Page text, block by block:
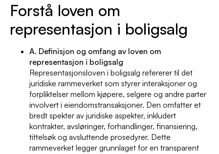
Forstå loven om
representasjon i boligsalg
A. Definisjon og omfang av loven om
representasjon i boligsalg
Representasjonsloven i boligsalg refererer til det
juridiske rammeverket som styrer interaksjoner og
forpliktelser mellom kjøpere, selgere og andre parter
involvert i eiendomstransaksjoner. Den omfatter et
bredt spekter av juridiske aspekter, inkludert
kontrakter, avsløringer, forhandlinger, finansiering,
tittelsøk og avsluttende prosedyrer. Dette
rammeverket legger grunnlaget for en transparent